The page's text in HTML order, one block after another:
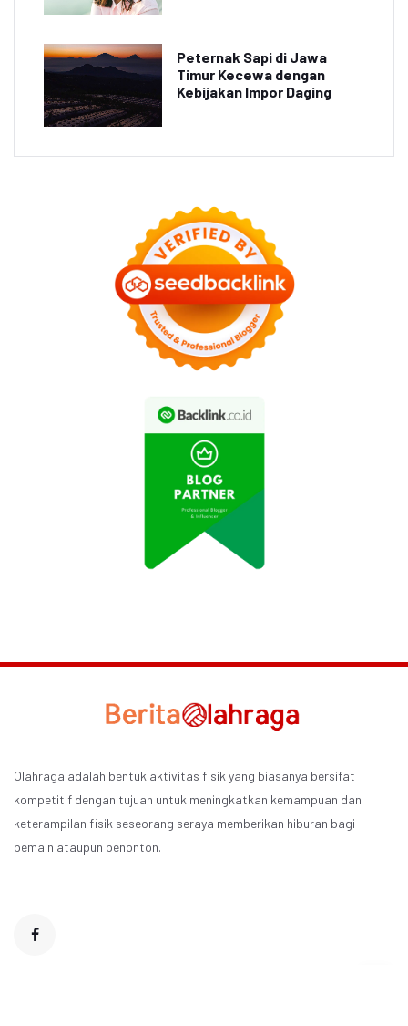
Peternak Sapi di Jawa
Timur Kecewa dengan
Kebijakan Impor Daging
Olahraga adalah bentuk aktivitas fisik yang biasanya bersifat
kompetitif dengan tujuan untuk meningkatkan kemampuan dan
keterampilan fisik seseorang seraya memberikan hiburan bagi
pemain ataupun penonton.